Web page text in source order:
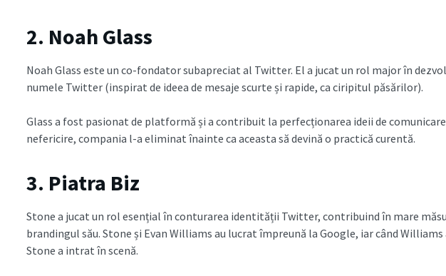
2. Noah Glass
Noah Glass este un co-fondator subapreciat al Twitter. El a jucat un rol major în
numele Twitter (inspirat de ideea de mesaje scurte și rapide, ca ciripitul păsărilor).
Glass a fost pasionat de platformă și a contribuit la perfecționarea ideii de
nefericire, compania l-a eliminat înainte ca aceasta să devină o practică curentă.
3. Piatra Biz
Stone a jucat un rol esențial în conturarea identității Twitter, contribuind în mare
brandingul său. Stone și Evan Williams au lucrat împreună la Google, iar când
Stone a intrat în scenă.